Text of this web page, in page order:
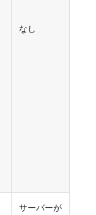
なし
サーバーが